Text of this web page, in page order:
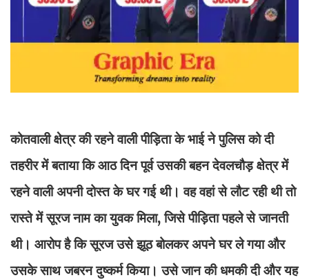
कोतवाली क्षेत्र की रहने वाली पीड़िता के भाई ने पुलिस को दी
तहरीर में बताया कि आठ दिन पूर्व उसकी बहन देवलचौड़ क्षेत्र में
रहने वाली अपनी दोस्त के घर गई थी। वह वहां से लौट रही थी तो
रास्ते में सूरज नाम का युवक मिला, जिसे पीड़िता पहले से जानती
थी। आरोप है कि सूरज उसे झूठ बोलकर अपने घर ले गया और
उसके साथ जबरन दुष्कर्म किया। उसे जान की धमकी दी और यह